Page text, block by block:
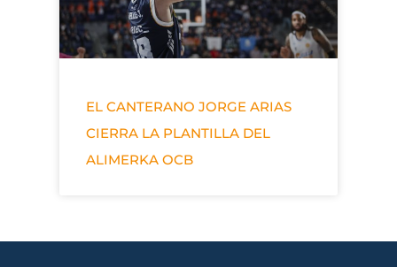
EL CANTERANO JORGE ARIAS
CIERRA LA PLANTILLA DEL
ALIMERKA OCB